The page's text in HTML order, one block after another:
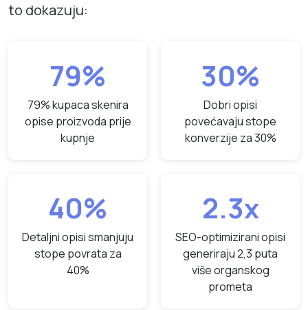
to dokazuju:
79%
79% kupaca skenira
opise proizvoda prije
kupnje
30%
Dobri opisi
povećavaju stope
konverzije za 30%
40%
Detaljni opisi smanjuju
stope povrata za
40%
2.3x
SEO-optimizirani opisi
generiraju 2,3 puta
više organskog
prometa